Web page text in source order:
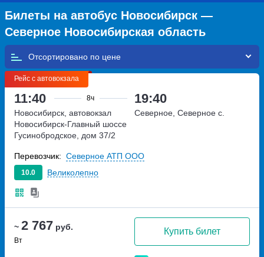
Билеты на автобус Новосибирск —
Северное Новосибирская область
Отсортировано по
Рейс с автовокзала
11:40 8ч 19:40
~ 2 767 руб.
Вт
Купить билет
Новосибирск, автовокзал
Новосибирск-Главный шоссе
Гусинобродское, дом 37/2
Северное, Северное с.
10.0 Великолепно
Перевозчик: Северное АТП ООО